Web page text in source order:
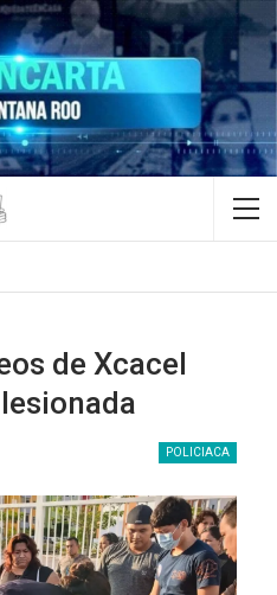
de Xcacel
POLICIACA